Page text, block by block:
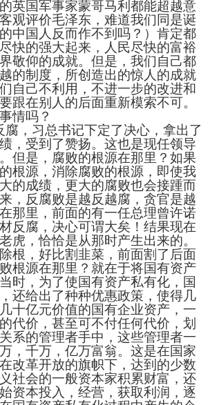
英国军事家蒙哥马利都能超越意
观评价毛泽东，难道我们同是诞
中国人反而作不到吗？）肯定都
快的强大起来，人民尽快的富裕
敬仰的成就。但是，我们自己都
的制度，所创造出的惊人的成就
自己不利用，不进一步的改进和
跟在别人的后面重新模索不可。
情吗？
腐，习总书记下定了决心，拿出了
，受到了赞扬。这也是现任领导
但是，腐败的根源在那里？如果
根源，消除腐败的根源，即使我
的成绩，更大的腐败也会接踵而
，反腐败是越反越腐，贪官是越
那里，前面的有一任总理曾许诺
反腐，决心可谓大矣！结果现在
虎，恰恰是从那时产生出来的。
根，好比割韭菜，前面割了后面
根源在那里？就在于将国有资产
时，为了使国有资产私有化，国
还给出了种种优惠政策，使得几
十亿元价值的国有企业资产，一
代价，甚至可不付任何代价，划
系的管理者手中，这些管理者一
，千万，亿万富翁。这是在国家
改革开放的旗帜下，达到的少数
社会的一般资本家积累财富，还
资本投入，经营，获取利润，逐